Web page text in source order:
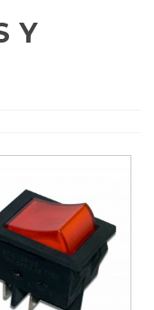
Y